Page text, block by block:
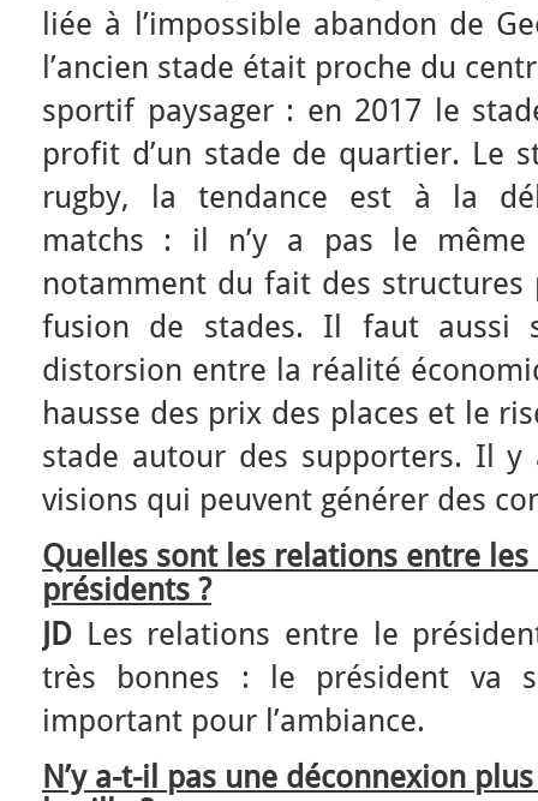
liée à l’impossible abandon de
l’ancien stade était proche du
sportif paysager : en 2017 le
profit d’un stade de quartier. Le
rugby, la tendance est à la
matchs : il n’y a pas le même
notamment du fait des structures
fusion de stades. Il faut aussi
distorsion entre la réalité
hausse des prix des places et le
stade autour des supporters. Il
visions qui peuvent générer des
Quelles sont les relations entre
présidents ?
JD Les relations entre le
très bonnes : le président va
important pour l’ambiance.
N’y a-t-il pas une déconnexion